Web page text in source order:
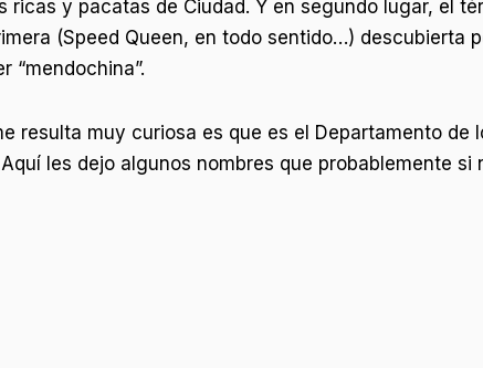
y pacatas de Ciudad. Y en segundo lugar, el
(Speed Queen, en todo sentido…) descubierta
“mendochina”.
resulta muy curiosa es que es el Departamento de
les dejo algunos nombres que probablemente si